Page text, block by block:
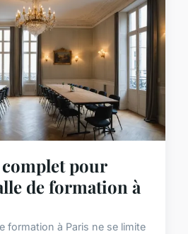
pour
de formation à
formation à Paris ne se limite